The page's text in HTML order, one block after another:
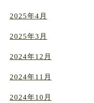
2025年4月
2025年3月
2024年12月
2024年11月
2024年10月